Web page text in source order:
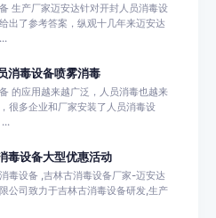
生产厂家迈安达针对开封人员消毒设
出了参考答案，纵观十几年来迈安达
消毒设备喷雾消毒
的应用越来越广泛，人员消毒也越来
很多企业和厂家安装了人员消毒设
毒设备大型优惠活动
毒设备 ,吉林古消毒设备厂家-迈安达
公司致力于吉林古消毒设备研发,生产